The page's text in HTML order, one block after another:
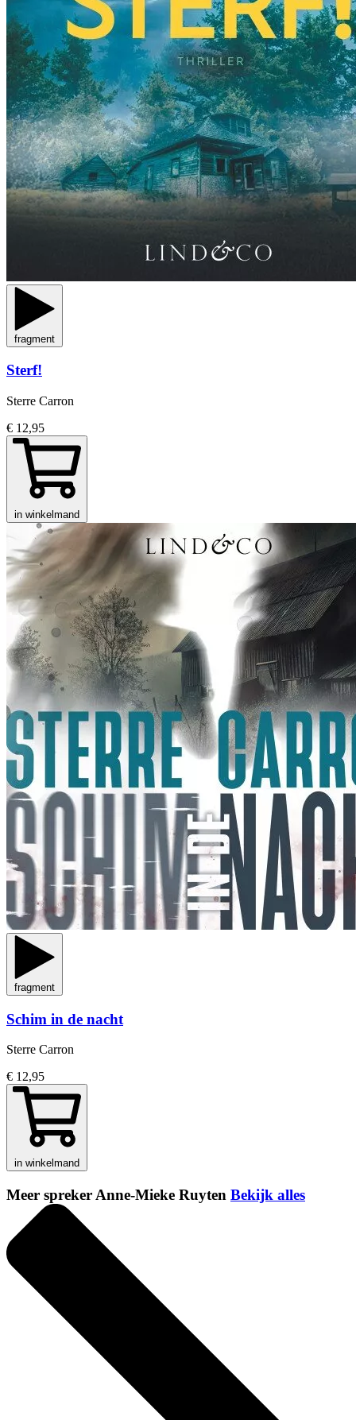
fragment
Sterf!
Sterre Carron
€ 12,95
in winkelmand
fragment
Schim in de nacht
Sterre Carron
€ 12,95
in winkelmand
Meer spreker Anne-Mieke Ruyten Bekijk alles